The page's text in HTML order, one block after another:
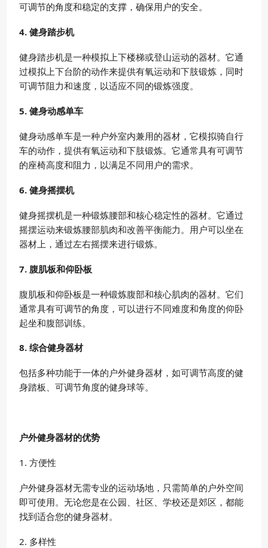
可调节的角度和稳定的支撑，确保用户的安全。
4. 健身踏步机
健身踏步机是一种模拟上下楼梯或登山运动的器材。它通
过模拟上下台阶的动作来提供有氧运动和下肢锻炼，同时
可调节阻力和速度，以适应不同的锻炼强度。
5. 健身动感单车
健身动感单车是一种户外室内兼用的器材，它模拟骑自行
车的动作，提供有氧运动和下肢锻炼。它通常具有可调节
的座椅高度和阻力，以满足不同用户的需求。
6. 健身摇摆机
健身摇摆机是一种锻炼腰部和核心稳定性的器材。它通过
摇摆运动来锻炼腰部肌肉和改善平衡能力。用户可以坐在
器材上，通过左右摇摆来进行锻炼。
7. 腹肌板和仰卧板
腹肌板和仰卧板是一种锻炼腹部和核心肌肉的器材。它们
通常具有可调节的角度，可以进行不同难度和角度的仰卧
起坐和腹部训练。
8. 综合健身器材
包括多种功能于一体的户外健身器材，如可调节高度的健
身踏板、可调节角度的健身球等。
户外健身器材的优势
1. 方便性
户外健身器材无需专业的运动场地，只需简单的户外空间
即可使用。无论您是在公园、社区、学校还是郊区，都能
找到适合您的健身器材。
2. 多样性